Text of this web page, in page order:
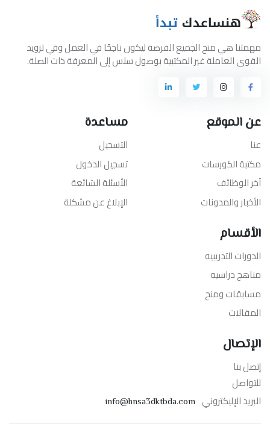
مهمتنا هي منح الجميع الفرصة ليكون ناجحًا في العمل وفي تزويد
القوى العاملة غير المكتبية بوصول سلس إلى المعرفة ذات الصلة.
عن الموقع
عنا
مكتبة الكورسات
آخر الوظائف
الأخبار والمدونات
مساعدة
التسجيل
تسجيل الدخول
الأسئلة الشائعة
الإبلاغ عن مشكلة
الأقسام
الدورات التدريبيه
مناهج دراسيه
مسابقات ومنح
المقالات
الإتصال
إتصل بنا
للتواصل
البريد الإليكتروني info@hnsa3dktbda.com